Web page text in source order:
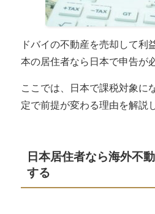
保有中の管理費やロー
差し引けない
ドバイの不動産の所有期間
長期か短期かは売却し
長期譲渡所得と短期譲
ドバイの不動産を円換算で
現地価格が上がっても円ベ
える場合がある
ドバイの不動産を売却して利
本の居住者なら日本で申告が
ここでは、日本で課税対象に
定で前提が変わる理由を解説
日本居住者なら海外不
する